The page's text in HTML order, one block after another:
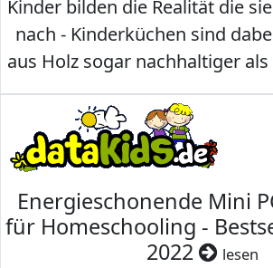
Kinder bilden die Realität die
nach - Kinderküchen sind
aus Holz sogar nachhaltiger
Energieschonende Mini
für Homeschooling -
2022
lesen